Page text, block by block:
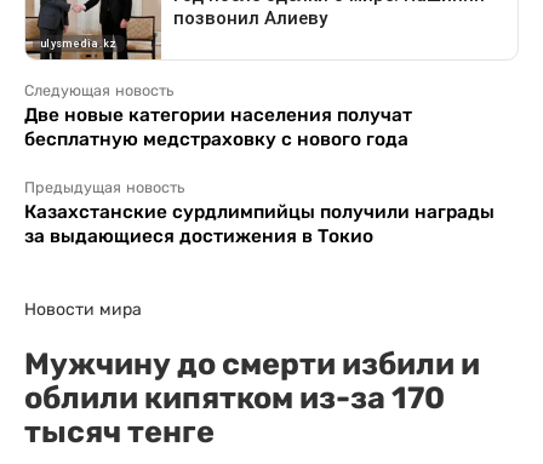
Следующая новость
Две новые категории населения получат
бесплатную медстраховку с нового года
Предыдущая новость
Казахстанские сурдлимпийцы получили награды
за выдающиеся достижения в Токио
Новости мира
Мужчину до смерти избили и
облили кипятком из-за 170
тысяч тенге